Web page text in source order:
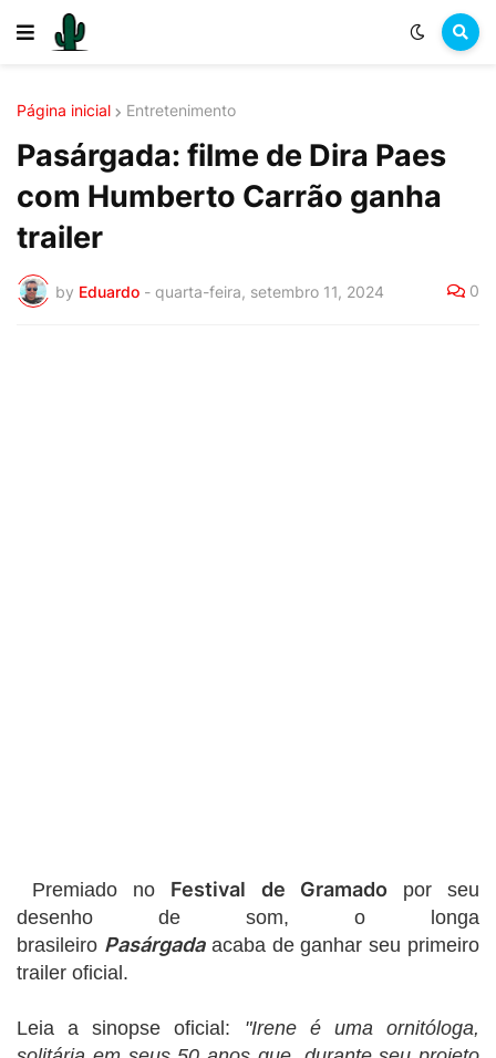
Página inicial Entretenimento
Pasárgada: filme de Dira Paes
com Humberto Carrão ganha
trailer
by Eduardo - quarta-feira, setembro 11, 2024 0
Premiado no Festival de Gramado
por seu
desenho de som, o longa
brasileiro Pasárgada acaba de ganhar seu primeiro
trailer oficial.
Leia a sinopse oficial: "Irene é uma ornitóloga,